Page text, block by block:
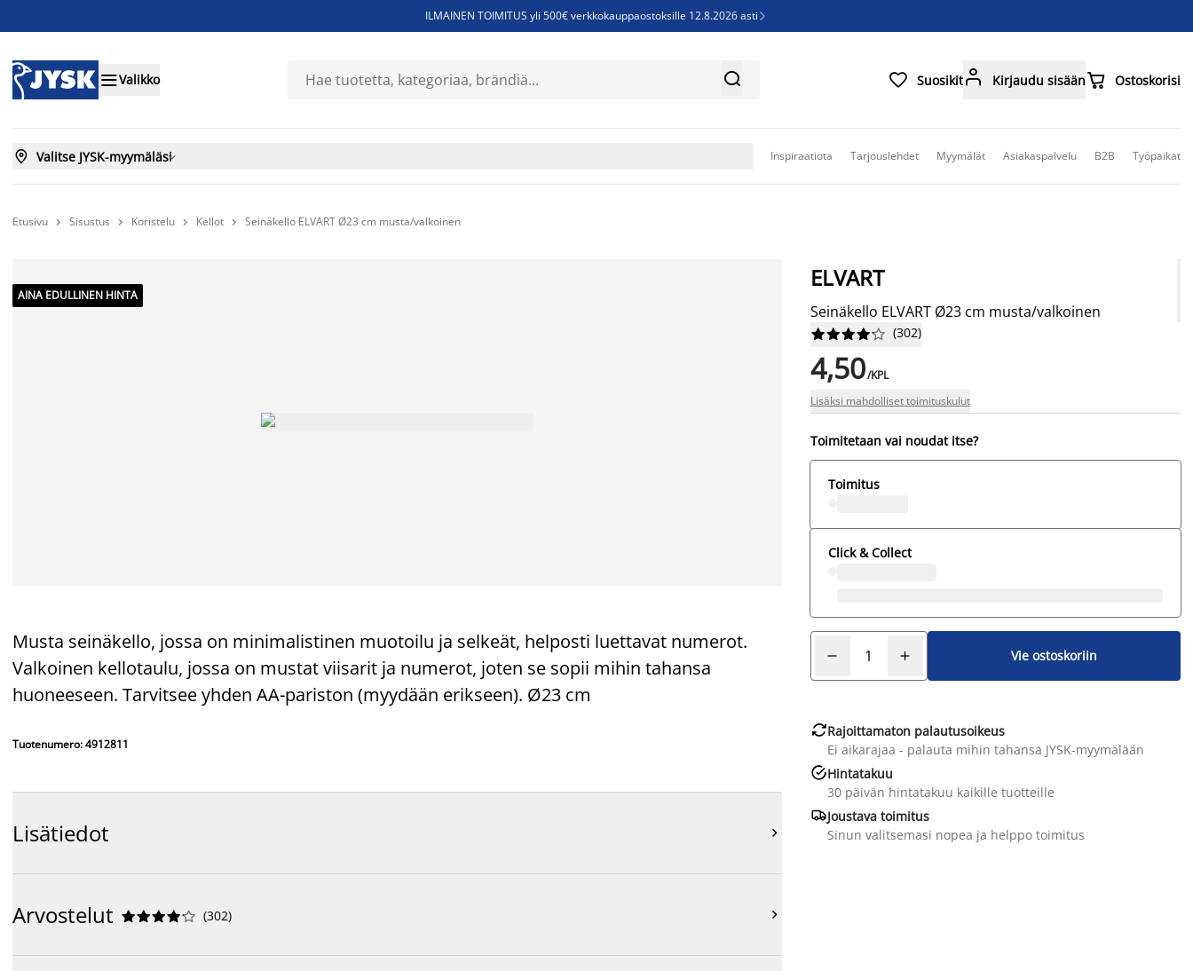
ILMAINEN TOIMITUS yli 500€ verkkokauppaostoksille 12.8.2026 asti 
Sijauspatjoja - Säästä jopa 60%
Valikko   Suosikit Kirjaudu sisään Ostoskorisi
 Valitse JYSK-myymäläsi Inspiraatiota Tarjouslehdet Myymälät Asiakaspalvelu B2B Työpaikat
Etusivu  Sisustus  Koristelu  Kellot  Seinäkello ELVART Ø23 cm musta/valkoinen
AINA EDULLINEN HINTA
Musta seinäkello, jossa on minimalistinen muotoilu ja selkeät, helposti luettavat numerot.
Valkoinen kellotaulu, jossa on mustat viisarit ja numerot, joten se sopii mihin tahansa
huoneeseen. Tarvitsee yhden AA-pariston (myydään erikseen). Ø23 cm
Tuotenumero: 4912811
Lisätiedot 
Arvostelut 




 (302) 
ELVART
Seinäkello ELVART Ø23 cm musta/valkoinen





 (302)
4,50/KPL
Lisäksi mahdolliset toimituskulut
Toimitetaan vai noudat itse?
Toimitus
Click & Collect
Vie ostoskoriin
Rajoittamaton palautusoikeus
Ei aikarajaa - palauta mihin tahansa JYSK-myymälään
Hintatakuu
30 päivän hintatakuu kaikille tuotteille
Joustava toimitus
Sinun valitsemasi nopea ja helppo toimitus